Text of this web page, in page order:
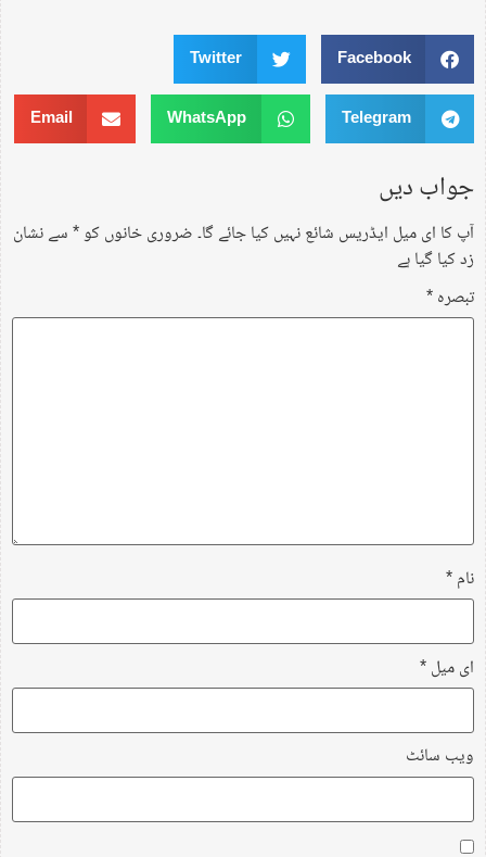
Facebook
Twitter
Telegram
WhatsApp
Email
جواب دیں
آپ کا ای میل ایڈریس شائع نہیں کیا جائے گا۔ضروری خانوں کو*سے نشان
زد کیا گیا ہے
تبصرہ*
نام*
ای میل*
ویب‌ سائٹ